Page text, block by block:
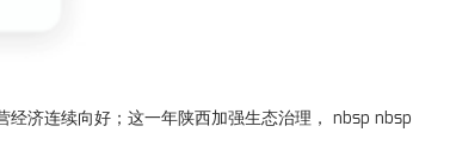
经济连续向好；这一年陕西加强生态治理， nbsp nbsp